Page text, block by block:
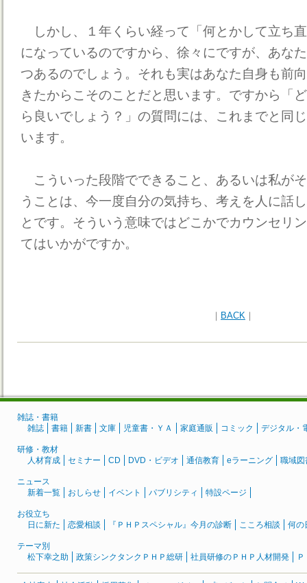
しかし、１年くらい経って「何とかして立ち
になっているのですから、徐々にですが、あな
つあるのでしょう。それも実はあなた自身も前
きたからこそのことだと思います。ですから「
ら良いでしょう？」の質問には、これまでと同
います。
こういった段階でできること、あるいは私が
うことは、今一度自分の気持ち、考えを人に話
とです。そういう意味ではどこかでカウンセリ
てはいかがですか。
｜ BACK ｜
雑誌・書籍
雑誌
書籍 新書 文庫 児童書・ＹＡ 家庭通販 コミック デジタル・
研修・教材
人材育成
セミナー CD DVD・ビデオ 通信教育 eラーニング 職域図
ニュース
新着一覧
おしらせ イベント パブリシティ 特設ページ
お役立ち
日に新た
恋愛相談 『ＰＨＰスペシャル』今月の診断 こころ相談 何の
テーマ別
松下幸之助
政策シンクタンクＰＨＰ総研 社員研修のＰＨＰ人材開発